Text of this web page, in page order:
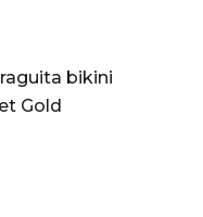
bikini
Gold